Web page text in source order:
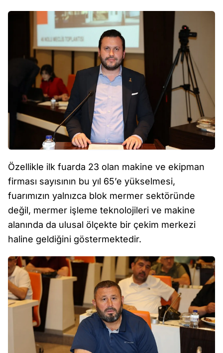
Özellikle ilk fuarda 23 olan makine ve ekipman
firması sayısının bu yıl 65’e yükselmesi,
fuarımızın yalnızca blok mermer sektöründe
değil, mermer işleme teknolojileri ve makine
alanında da ulusal ölçekte bir çekim merkezi
haline geldiğini göstermektedir.